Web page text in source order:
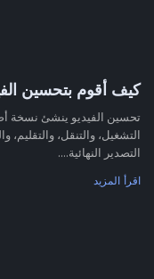
كيف أقوم بتحسين
تحسين الفيديو ينشئ نسخة
التشغيل، والتنقل،
التصدير النهائية....
اقرأ المزيد